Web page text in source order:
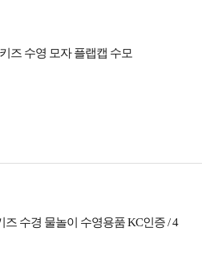
즈 수영 모자 플랩캡 수모
수경 물놀이 수영용품 KC인증 / 4